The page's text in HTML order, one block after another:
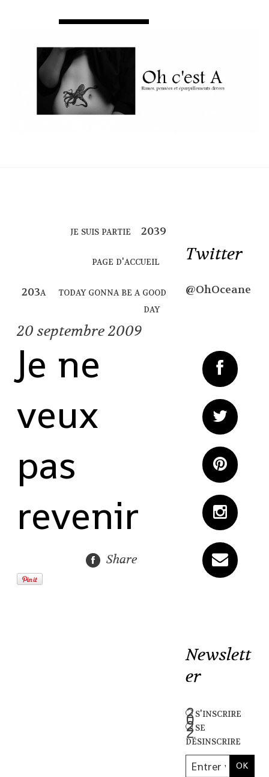
je suis partie
page d'accueil
today gonna be a good
day
20 septembre 2009
Je ne
veux
pas
revenir
Share
Twitter
@OhOceane
Newslett
er
s'inscrire
se
désinscrire